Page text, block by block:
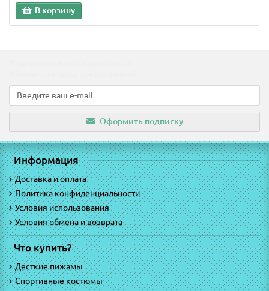
В корзину
Оформить подписку
Информация
Доставка и оплата
Политика конфиденциальности
Условия использования
Условия обмена и возврата
Что купить?
Десткие пижамы
Спортивные костюмы